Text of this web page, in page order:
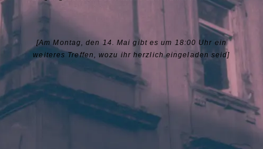
[Am Montag, den 14. Mai gibt es um 18:00 Uhr ein
weiteres Treffen, wozu ihr herzlich eingeladen seid]